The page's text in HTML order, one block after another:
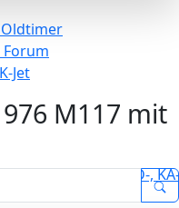
16.5. Erlangen, D-, KA-,
Oldtimer
Forum
Jet
M117 mit